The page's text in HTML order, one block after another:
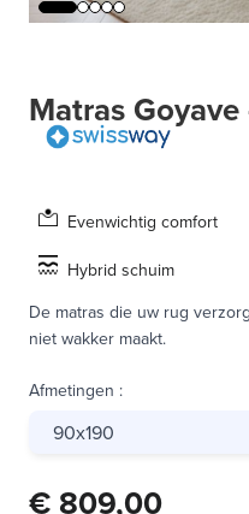
Matras
Evenwichtig comfort
Hybrid schuim
De matras die uw rug
niet wakker maakt.
Afmetingen :
90x190
€ 809,00